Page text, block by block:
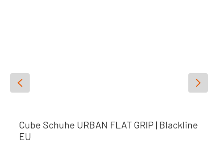
Cube Schuhe URBAN FLAT GRIP | Blackline
EU